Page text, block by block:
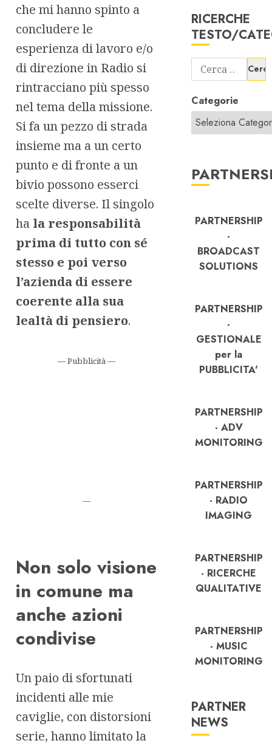
che mi hanno spinto a
concludere le
esperienza di lavoro e/o
di direzione in Radio si
rintracciano più spesso
nel tema della missione.
Si fa un pezzo di strada
insieme ma a un certo
punto e di fronte a un
bivio possono esserci
scelte diverse. Il singolo
ha la responsabilità
prima di tutto con sé
stesso e poi verso
l’azienda di essere
coerente alla sua
lealtà di pensiero.
— Pubblicità —
—
Non solo visione
in comune ma
anche azioni
condivise
Un paio di sfortunati
incidenti alle mie
caviglie, con distorsioni
serie, hanno limitato la
RICERCHE
TESTO/
Ricerca
per:
Categorie
PARTNERSHIP
-
BROADCAST
SOLUTIONS
PARTNERSHIP
-
GESTIONALE
per la
PUBBLICITA'
PARTNERSHIP
- ADV
MONITORING
PARTNERSHIP
- RADIO
IMAGING
PARTNERSHIP
- RICERCHE
QUALITATIVE
PARTNERSHIP
- MUSIC
MONITORING
PARTNER
NEWS
FREE